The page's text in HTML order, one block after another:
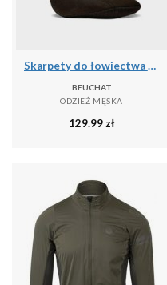
Skarpety do łowiectwa podwodnego Beuchat Sirocco Elite 3 mm
BEUCHAT
ODZIEŻ MĘSKA
129.99 zł